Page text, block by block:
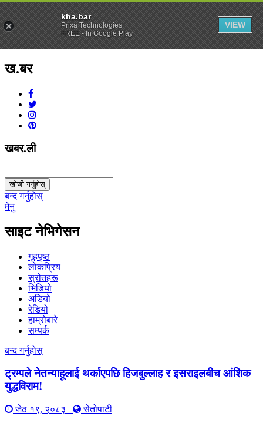
ख.बर
खबर.ली
खोजी गर्नुहोस्
बन्द गर्नुहोस्
मेनु
साइट नेभिगेसन
गृहपृष्ठ
लोकप्रिय
स्रोतहरू
भिडियो
अडियो
रेडियो
हाम्रोबारे
सम्पर्क
बन्द गर्नुहोस्
ट्रम्पले नेतन्याहूलाई थर्काएपछि हिजबुल्लाह र इसराइलबीच आंशिक
युद्धविराम!
जेठ १९, २०८३
सेतोपाटी
kha.bar
Prixa Technologies
FREE - In Google Play
VIEW